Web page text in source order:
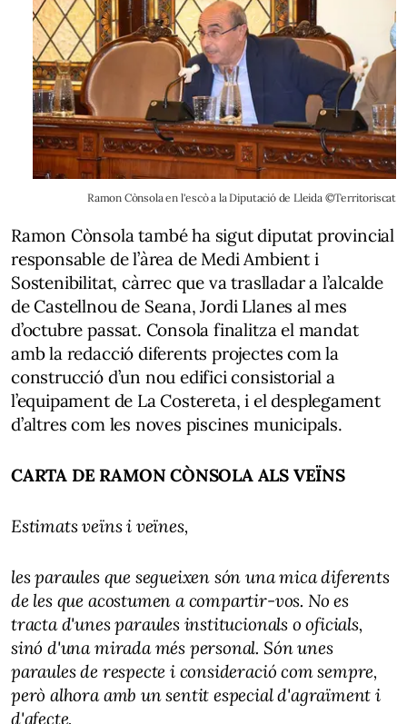
Ramon Cònsola en l'escò a la Diputació de Lleida ©Territoriscat
Ramon Cònsola també ha sigut diputat provincial
responsable de l’àrea de Medi Ambient i
Sostenibilitat, càrrec que va traslladar a l’alcalde
de Castellnou de Seana, Jordi Llanes al mes
d’octubre passat. Consola finalitza el mandat
amb la redacció diferents projectes com la
construcció d’un nou edifici consistorial a
l’equipament de La Costereta, i el desplegament
d’altres com les noves piscines municipals.
CARTA DE RAMON CÒNSOLA ALS VEÏNS
Estimats veïns i veïnes,
les paraules que segueixen són una mica diferents
de les que acostumen a compartir-vos. No es
tracta d'unes paraules institucionals o oficials,
sinó d'una mirada més personal. Són unes
paraules de respecte i consideració com sempre,
però alhora amb un sentit especial d'agraïment i
d'afecte.